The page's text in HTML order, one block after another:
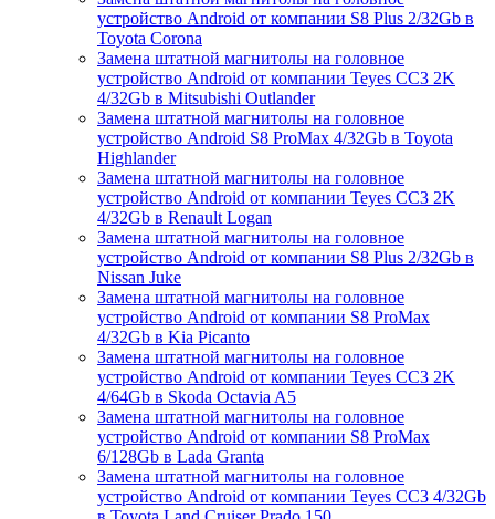
устройство Android от компании S8 Plus 2/32Gb в
Toyota Corona
Замена штатной магнитолы на головное
устройство Android от компании Teyes CC3 2K
4/32Gb в Mitsubishi Outlander
Замена штатной магнитолы на головное
устройство Android S8 ProMax 4/32Gb в Toyota
Highlander
Замена штатной магнитолы на головное
устройство Android от компании Teyes CC3 2K
4/32Gb в Renault Logan
Замена штатной магнитолы на головное
устройство Android от компании S8 Plus 2/32Gb в
Nissan Juke
Замена штатной магнитолы на головное
устройство Android от компании S8 ProMax
4/32Gb в Kia Picanto
Замена штатной магнитолы на головное
устройство Android от компании Teyes CC3 2K
4/64Gb в Skoda Octavia A5
Замена штатной магнитолы на головное
устройство Android от компании S8 ProMax
6/128Gb в Lada Granta
Замена штатной магнитолы на головное
устройство Android от компании Teyes CC3 4/32Gb